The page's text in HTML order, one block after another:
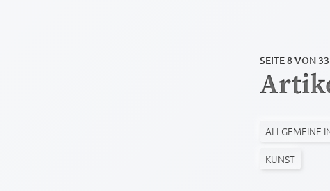
SEITE 8 VON 33
ALLGEMEINE
KUNST